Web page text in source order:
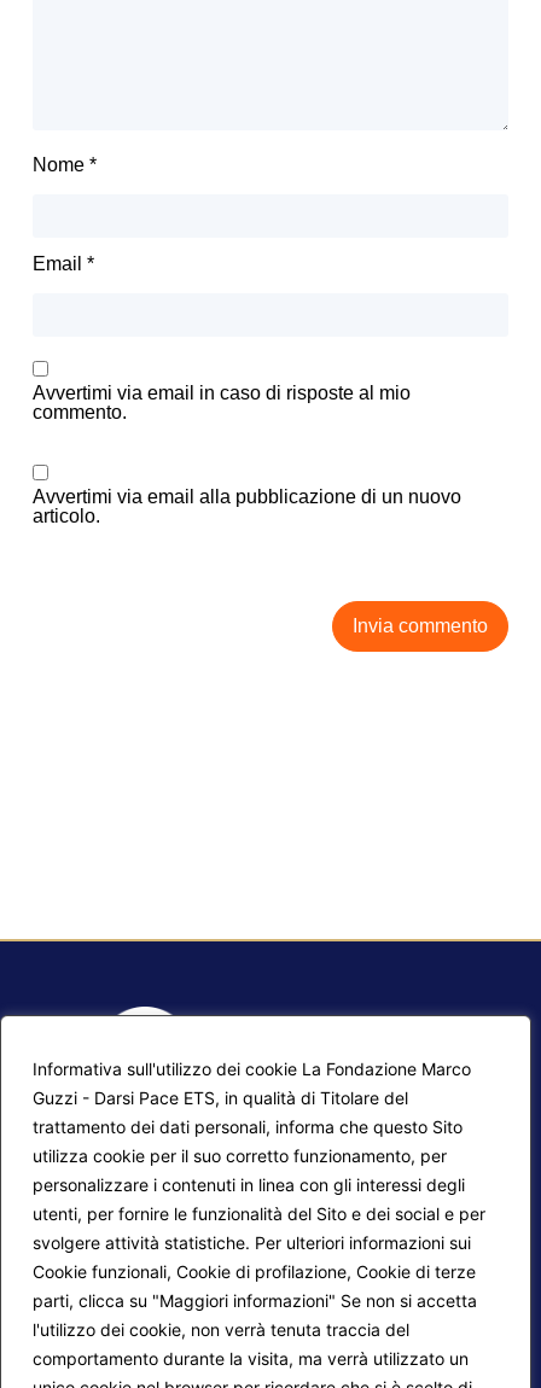
Informativa sull'utilizzo dei cookie La Fondazione Marco
Guzzi - Darsi Pace ETS, in qualità di Titolare del
trattamento dei dati personali, informa che questo Sito
utilizza cookie per il suo corretto funzionamento, per
personalizzare i contenuti in linea con gli interessi degli
utenti, per fornire le funzionalità del Sito e dei social e per
svolgere attività statistiche. Per ulteriori informazioni sui
Cookie funzionali, Cookie di profilazione, Cookie di terze
parti, clicca su "Maggiori informazioni" Se non si accetta
l'utilizzo dei cookie, non verrà tenuta traccia del
comportamento durante la visita, ma verrà utilizzato un
Nome *
Email *
Avvertimi via email in caso di risposte al mio
commento.
Avvertimi via email alla pubblicazione di un nuovo
articolo.
Mappa del sito
Progetti Darsi Pace
Login redattori
Contatti
Calendario corsi
Privacy Policy
Cookie Policy